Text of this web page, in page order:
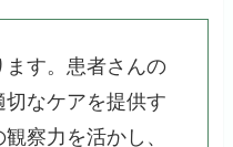
す。患者さんの
なケアを提供す
察力を活かし、